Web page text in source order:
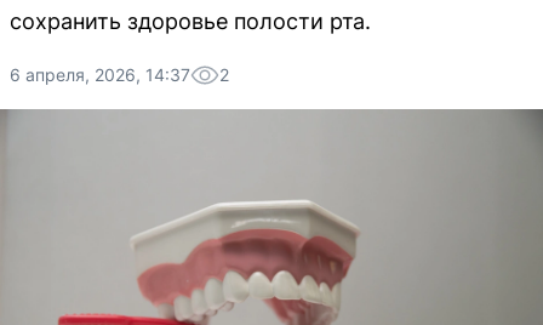
сохранить здоровье полости рта.
6 апреля, 2026, 14:37 2